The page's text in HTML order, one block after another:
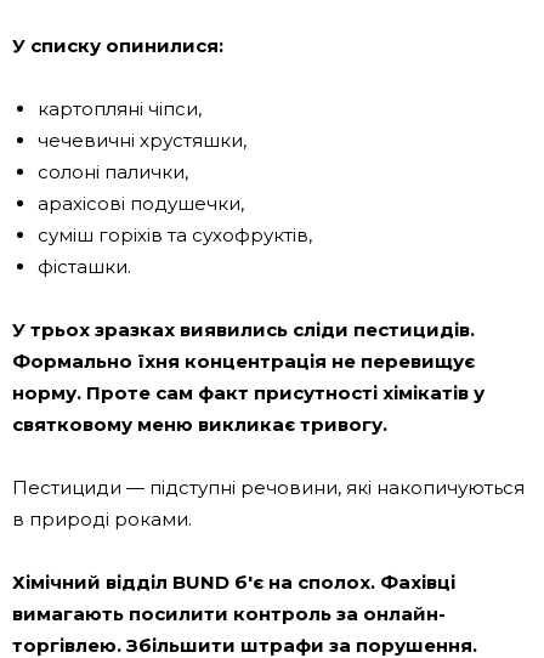
У списку опинилися:
картопляні чіпси,
чечевичні хрустяшки,
солоні палички,
арахісові подушечки,
суміш горіхів та сухофруктів,
фісташки.
У трьох зразках виявились сліди пестицидів.
Формально їхня концентрація не перевищує
норму. Проте сам факт присутності хімікатів у
святковому меню викликає тривогу.
Пестициди — підступні речовини, які накопичуються
в природі роками.
Хімічний відділ BUND б'є на сполох. Фахівці
вимагають посилити контроль за онлайн-
торгівлею. Збільшити штрафи за порушення.